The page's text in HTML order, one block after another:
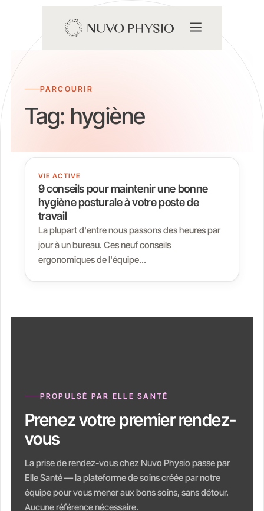
PARCOURIR
Tag: hygiène
VIE ACTIVE
9 conseils pour maintenir une bonne
hygiène posturale à votre poste de
travail
La plupart d'entre nous passons des heures par
jour à un bureau. Ces neuf conseils
ergonomiques de l'équipe…
PROPULSÉ PAR ELLE SANTÉ
Prenez votre premier rendez-
vous
La prise de rendez-vous chez Nuvo Physio passe par
Elle Santé — la plateforme de soins créée par notre
équipe pour vous mener aux bons soins, sans détour.
Aucune référence nécessaire.